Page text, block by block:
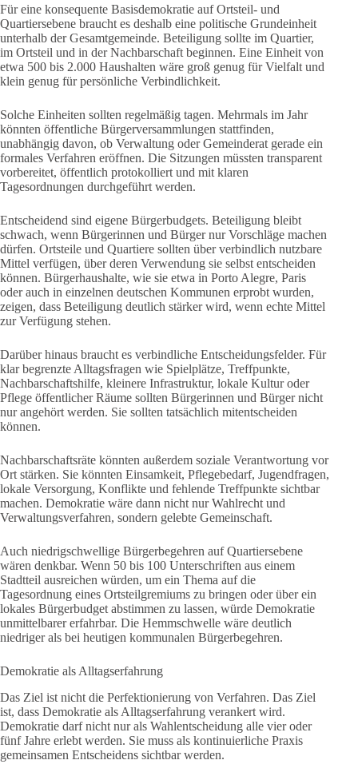
Für eine konsequente Basisdemokratie auf Ortsteil- und
Quartiersebene braucht es deshalb eine politische Grundeinheit
unterhalb der Gesamtgemeinde. Beteiligung sollte im Quartier,
im Ortsteil und in der Nachbarschaft beginnen. Eine Einheit von
etwa 500 bis 2.000 Haushalten wäre groß genug für Vielfalt und
klein genug für persönliche Verbindlichkeit.
Solche Einheiten sollten regelmäßig tagen. Mehrmals im Jahr
könnten öffentliche Bürgerversammlungen stattfinden,
unabhängig davon, ob Verwaltung oder Gemeinderat gerade ein
formales Verfahren eröffnen. Die Sitzungen müssten transparent
vorbereitet, öffentlich protokolliert und mit klaren
Tagesordnungen durchgeführt werden.
Entscheidend sind eigene Bürgerbudgets. Beteiligung bleibt
schwach, wenn Bürgerinnen und Bürger nur Vorschläge machen
dürfen. Ortsteile und Quartiere sollten über verbindlich nutzbare
Mittel verfügen, über deren Verwendung sie selbst entscheiden
können. Bürgerhaushalte, wie sie etwa in Porto Alegre, Paris
oder auch in einzelnen deutschen Kommunen erprobt wurden,
zeigen, dass Beteiligung deutlich stärker wird, wenn echte Mittel
zur Verfügung stehen.
Darüber hinaus braucht es verbindliche Entscheidungsfelder. Für
klar begrenzte Alltagsfragen wie Spielplätze, Treffpunkte,
Nachbarschaftshilfe, kleinere Infrastruktur, lokale Kultur oder
Pflege öffentlicher Räume sollten Bürgerinnen und Bürger nicht
nur angehört werden. Sie sollten tatsächlich mitentscheiden
können.
Nachbarschaftsräte könnten außerdem soziale Verantwortung vor
Ort stärken. Sie könnten Einsamkeit, Pflegebedarf, Jugendfragen,
lokale Versorgung, Konflikte und fehlende Treffpunkte sichtbar
machen. Demokratie wäre dann nicht nur Wahlrecht und
Verwaltungsverfahren, sondern gelebte Gemeinschaft.
Auch niedrigschwellige Bürgerbegehren auf Quartiersebene
wären denkbar. Wenn 50 bis 100 Unterschriften aus einem
Stadtteil ausreichen würden, um ein Thema auf die
Tagesordnung eines Ortsteilgremiums zu bringen oder über ein
lokales Bürgerbudget abstimmen zu lassen, würde Demokratie
unmittelbarer erfahrbar. Die Hemmschwelle wäre deutlich
niedriger als bei heutigen kommunalen Bürgerbegehren.
Demokratie als Alltagserfahrung
Das Ziel ist nicht die Perfektionierung von Verfahren. Das Ziel
ist, dass Demokratie als Alltagserfahrung verankert wird.
Demokratie darf nicht nur als Wahlentscheidung alle vier oder
fünf Jahre erlebt werden. Sie muss als kontinuierliche Praxis
gemeinsamen Entscheidens sichtbar werden.